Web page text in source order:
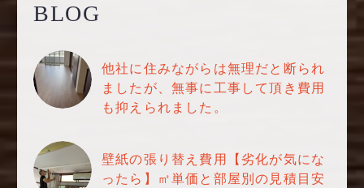
BLOG
他社に住みながらは無理だと断られ
ましたが、無事に工事して頂き費用
も抑えられました。
壁紙の張り替え費用【劣化が気にな
ったら】㎡単価と部屋別の見積目安